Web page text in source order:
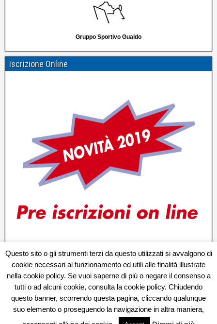
Gruppo Sportivo Gualdo
Iscrizione Online
Atletica Sestese Femminile - Associazione Sportiva Dilettantistica Campo
Danilo Innocenti (Quinto Basso) Via Gramsci 715, Sesto Fiorentino
Questo sito o gli strumenti terzi da questo utilizzati si avvalgono di
cookie necessari al funzionamento ed utili alle finalità illustrate
nella cookie policy. Se vuoi saperne di più o negare il consenso a
tutti o ad alcuni cookie, consulta la cookie policy. Chiudendo
questo banner, scorrendo questa pagina, cliccando qualunque
suo elemento o proseguendo la navigazione in altra maniera,